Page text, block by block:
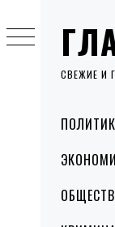
СВЕЖИЕ И
Menu
to
content